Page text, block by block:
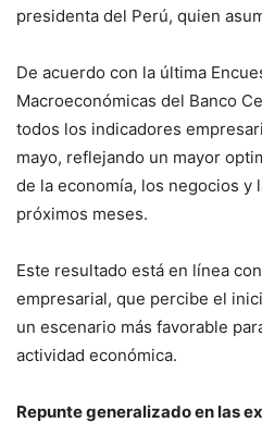
presidenta del Perú, quien
De acuerdo con la última
Macroeconómicas del Banco
todos los indicadores
mayo, reflejando un mayor
de la economía, los negocios y
próximos meses.
Este resultado está en línea
empresarial, que percibe el
un escenario más favorable
actividad económica.
Repunte generalizado en las